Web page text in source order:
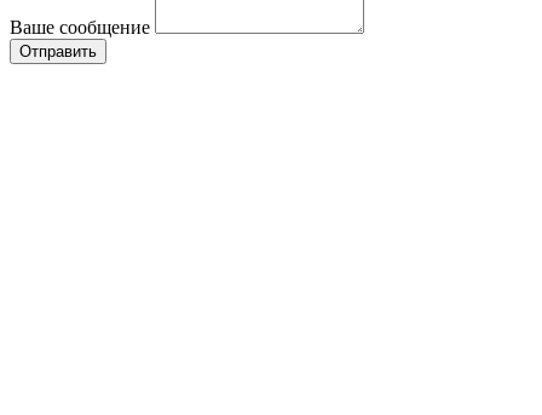
Ваше сообщение